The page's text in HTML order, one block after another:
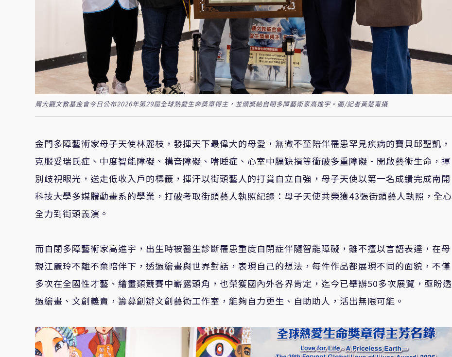
周大觀文教基金會今日公布2026年第29屆全球熱愛生命獎章得主，並頒獎給自閉多障藝術家高進宇。圖/記者黃楚甯攝
金門多障藝術家母子天使林麗枝，發揮天下最偉大的母愛，無微不至陪伴罹患罕見疾病的寶貝邱聖凱，
克服妥瑞氏症、中度智能障礙、構音障礙、嗜睡症、心室中膈缺損等衝破多重障礙．開啟藝術生命，揮
別歧視眼光，送走低收入戶的標籤，揮汗以街頭藝人的打賞自立自強，母子天使以第一名成績完成南開
科技大學多媒體動畫系的學業，打破考取街頭藝人執照紀錄：母子天使共榮獲43張街頭藝人執照，全心
全力到街頭義演。
而自閉多障藝術家高進宇，出生時被醫生診斷罹患重度自閉症伴隨智能障礙，雖不擅以言語表達，在母
親江麗玲不離不棄陪伴下，透過繪畫與世界對話，表現自己的想法，每件作品都展現不同的面貌，不僅
多次在全國性才藝、繪畫類競賽中嶄露頭角，也榮獲國內外各界肯定，迄今已舉辦50多次展覽，亟盼透
過繪畫、文創義賣，籌募創辦文創藝術工作室，能夠自力更生、自助助人，活出無限可能。